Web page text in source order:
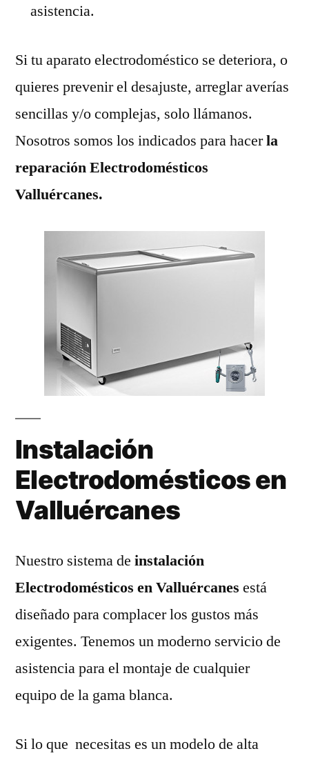
asistencia.
Si tu aparato electrodoméstico se deteriora, o
quieres prevenir el desajuste, arreglar averías
sencillas y/o complejas, solo llámanos.
Nosotros somos los indicados para hacerla
reparación Electrodomésticos
Valluércanes.
Instalación
Electrodomésticos en
Valluércanes
Nuestro sistema de instalación
Electrodomésticos en Valluércanes está
diseñado para complacer los gustos más
exigentes. Tenemos un moderno servicio de
asistencia para el montaje de cualquier
equipo de la gama blanca.
Si lo que necesitas es un modelo de alta